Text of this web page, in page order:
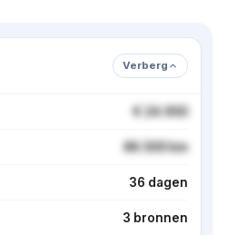
Verberg
€ 24.950
86.500 km
36 dagen
3 bronnen